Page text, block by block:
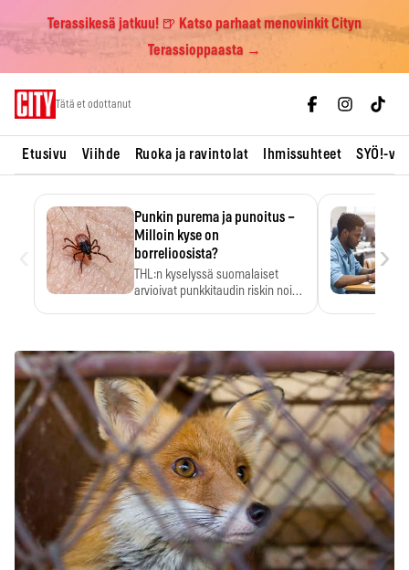
Terassikesä jatkuu! 🍺 Katso parhaat menovinkit Cityn
Terassioppaasta →
Tätä et odottanut
Etusivu Viihde Ruoka ja ravintolat Ihmissuhteet SYÖ!-
Punkin purema ja punoitus –
Milloin kyse on
borrelioosista?
THL:n kyselyssä suomalaiset
arvioivat punkkitaudin riskin noin
›